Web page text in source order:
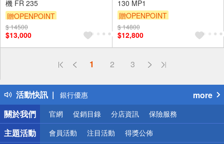
機 FR 235
贈OPENPOINT
$ 14500
$13,000
130 MP1
贈OPENPOINT
$ 14800
$12,800
1 2 3
活動快訊
詐騙網頁！請小心！
熱門話題
銀行優惠
偏遠地區配送
詐騙網頁！請小心！
more
關於我們
官網 促銷目錄 分店資訊 保險服務
主題活動 會員活動 注目活動 得獎公佈